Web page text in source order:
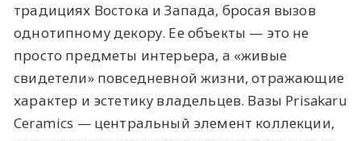
традициях Востока и Запада, бросая вызов
однотипному декору. Ее объекты — это не
просто предметы интерьера, а «живые
свидетели» повседневной жизни, отражающие
характер и эстетику владельцев. Вазы Prisakaru
Ceramics — центральный элемент коллекции,